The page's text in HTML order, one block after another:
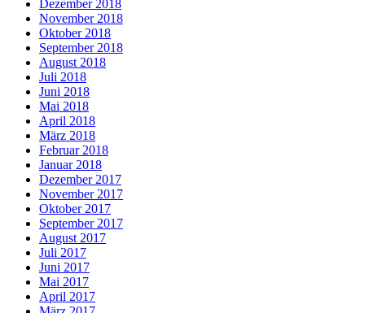
Dezember 2018
November 2018
Oktober 2018
September 2018
August 2018
Juli 2018
Juni 2018
Mai 2018
April 2018
März 2018
Februar 2018
Januar 2018
Dezember 2017
November 2017
Oktober 2017
September 2017
August 2017
Juli 2017
Juni 2017
Mai 2017
April 2017